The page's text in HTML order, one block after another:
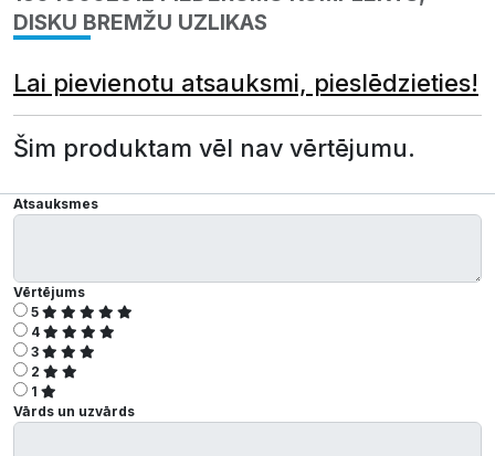
DISKU BREMŽU UZLIKAS
Lai pievienotu atsauksmi, pieslēdzieties!
Šim produktam vēl nav vērtējumu.
Atsauksmes
Vērtējums
5
4
3
2
1
Vārds un uzvārds